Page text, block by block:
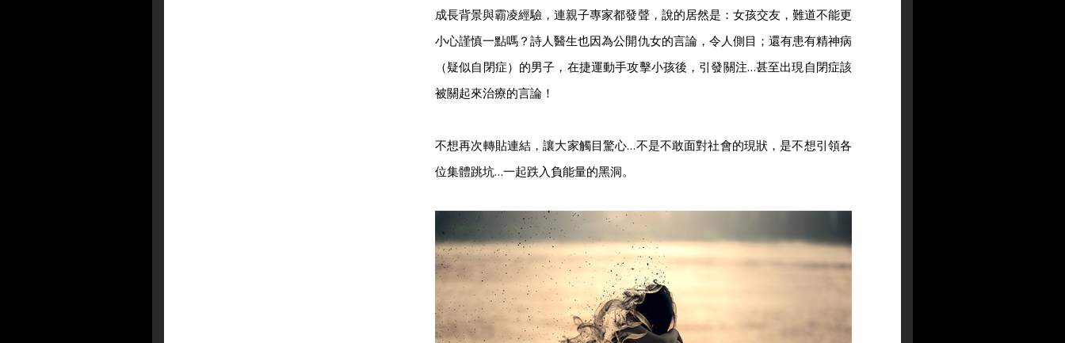
成長背景與霸凌經驗，連親子專家都發聲，說的居然是：女孩交友，難道不能更
小心謹慎一點嗎？詩人醫生也因為公開仇女的言論，令人側目；還有患有精神病
（疑似自閉症）的男子，在捷運動手攻擊小孩後，引發關注…甚至出現自閉症該
被關起來治療的言論！
不想再次轉貼連結，讓大家觸目驚心…不是不敢面對社會的現狀，是不想引領各
位集體跳坑…一起跌入負能量的黑洞。